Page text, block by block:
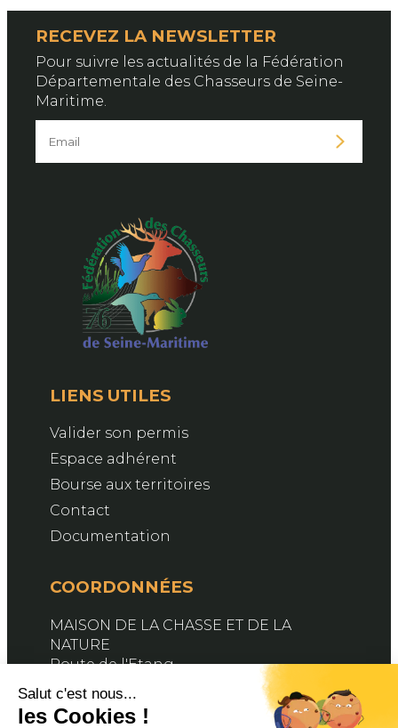
RECEVEZ LA NEWSLETTER
Pour suivre les actualités de la Fédération
Départementale des Chasseurs de Seine-
Maritime.
LIENS UTILES
Valider son permis
Espace adhérent
Bourse aux territoires
Contact
Documentation
COORDONNÉES
MAISON DE LA CHASSE ET DE LA
NATURE
Route de l'Etang
Contactez-nous